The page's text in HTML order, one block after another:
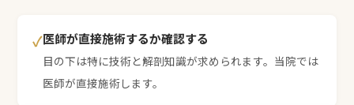
✓医師が直接施術するか確認する
目の下は特に技術と解剖知識が求められます。当院では
医師が直接施術します。